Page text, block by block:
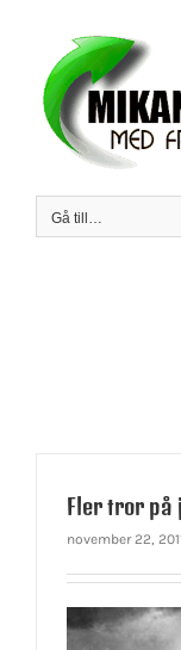
innehållet
Gå till…
Fler tror på
november 22,